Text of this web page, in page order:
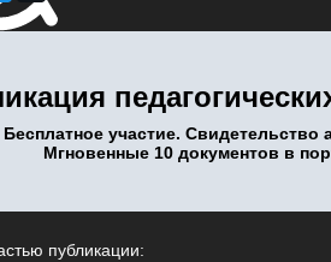
Бесплатное участие. Свидетельство
Мгновенные 10 документов в
публикации: